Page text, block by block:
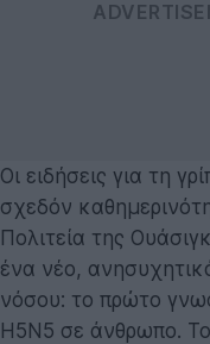
Οι ειδήσεις για τη
σχεδόν
Πολιτεία της
ένα νέο,
νόσου: το πρώτο
H5N5 σε άνθρωπο.